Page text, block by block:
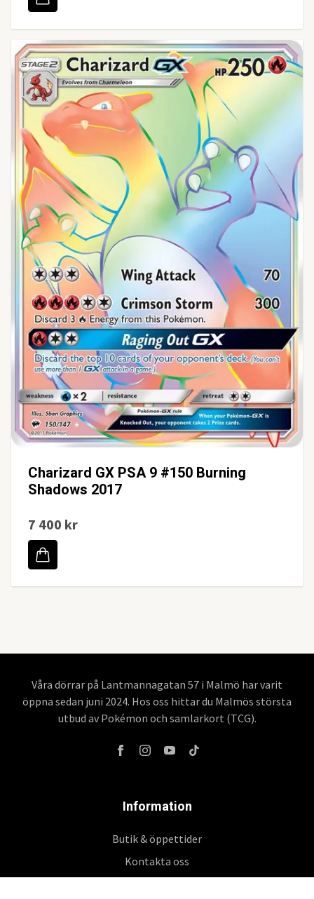
Charizard GX PSA 9 #150 Burning
Shadows 2017
7 400 kr
Våra dörrar på Lantmannagatan 57 i Malmö har varit
öppna sedan juni 2024. Hos oss hittar du Malmös största
utbud av Pokémon och samlarkort (TCG).
Information
Butik & öppettider
Kontakta oss